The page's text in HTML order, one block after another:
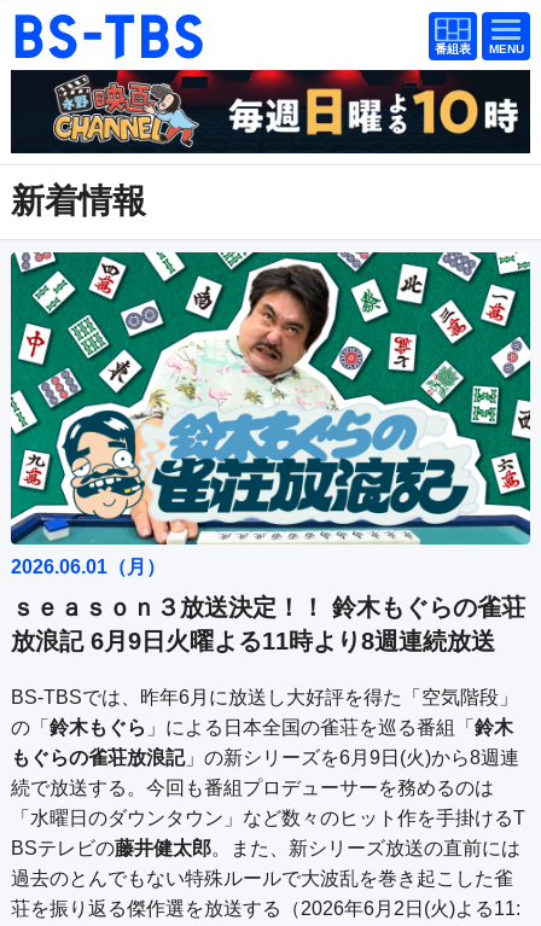
番組
表
BS-TBS
番組
表
ドラマ 映画
紀行 報道
教養
音楽 エンタメ
アニメ ファンクラブ
検索
視聴方法 4K放送
イベント ショッピング
公式SNS プレゼント
ご意見・ご感想 会社情報
新着情報
ｓｅａｓｏｎ３放送決定！！ 鈴木もぐらの雀荘
放浪記 6月9日火曜よる11時より8週連続放送
2026.06.01（月）
BS-TBSでは、昨年6月に放送し大好評を得た「空気階段」
の「 鈴木もぐら 」による日本全国の雀荘を巡る番組「 鈴木
もぐらの雀荘放浪記」の新シリーズを6月9日(火)から8週連
続で放送する。今回も番組プロデューサーを務めるのは
「水曜日のダウンタウン」など数々のヒット作を手掛けるT
BSテレビの藤井健太郎。また、新シリーズ放送の直前には
過去のとんでもない特殊ルールで大波乱を巻き起こした雀
荘を振り返る傑作選を放送する（2026年6月2日(火)よる11: